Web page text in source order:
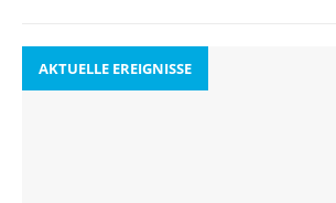
AKTUELLE EREIGNISSE